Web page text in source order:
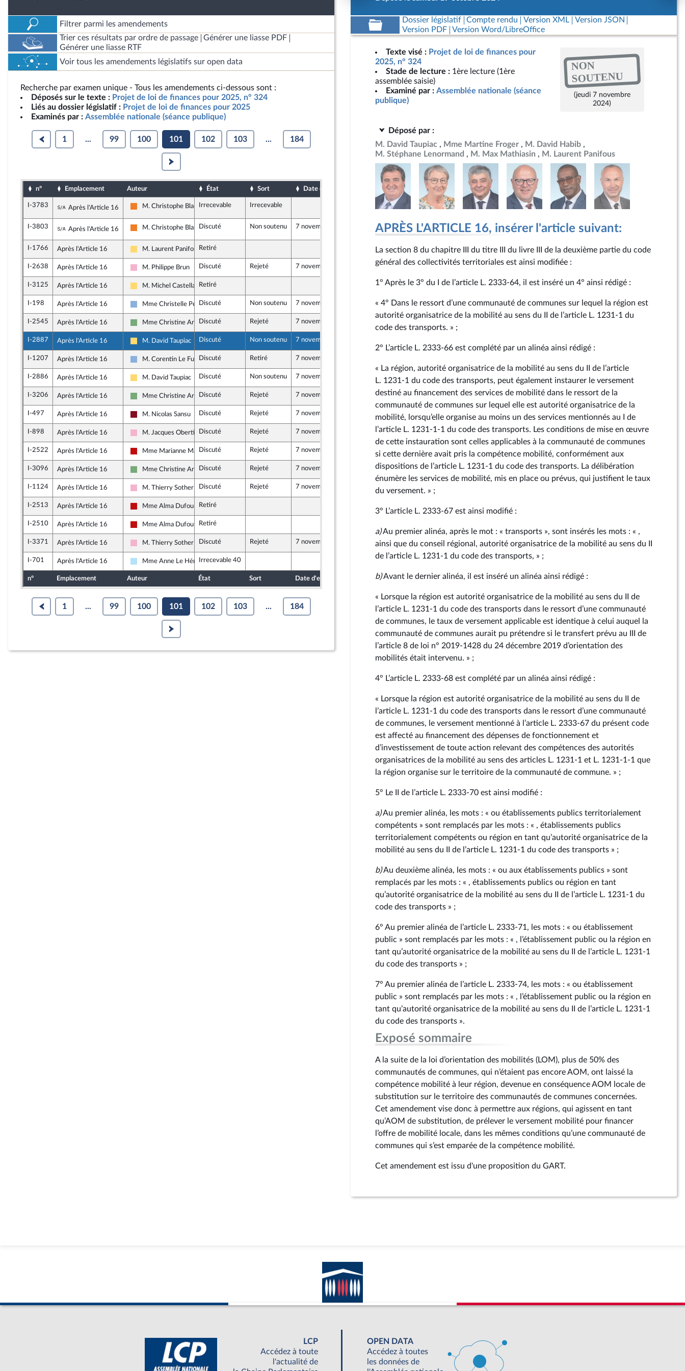
Filtrer parmi les amendements
Trier ces résultats par ordre de passage
Générer une liasse PDF
Générer une liasse RTF
Voir tous les amendements législatifs sur open data
Recherche par examen unique - Tous les amendements ci-dessous sont :
Déposés sur le texte : Projet de loi de finances pour 2025, n° 324
Liés au dossier législatif : Projet de loi de finances pour 2025
Examinés par : Assemblée nationale (séance publique)
1 ... 99 100 101 102 103 ... 184
n° Emplacement Auteur État Sort Date d'examen Date de dépôt
I-3783 Sous-amendement de l'amendement n°I-2768
Après l'Article 16 Les Démocrates
M. Christophe BlanchetIrrecevable Irrecevable 4 novembre 2024
I-3803 Sous-amendement de l'amendement n°I-2768
Après l'Article 16 Les Démocrates
M. Christophe BlanchetDiscuté Non soutenu 7 novembre 2024 6 novembre 2024
I-1766 Après l'Article 16
Libertés, Indépendants, Outre-mer et Territoires
M. Laurent PanifousRetiré 18 octobre 2024
I-2638 Après l'Article 16
Socialistes et apparentés
M. Philippe Brun Discuté Rejeté 7 novembre 2024 19 octobre 2024
I-3125 Après l'Article 16
Libertés, Indépendants, Outre-mer et Territoires
M. Michel CastellaniRetiré 19 octobre 2024
I-198 Après l'Article 16
Droite Républicaine
Mme Christelle PetexDiscuté Non soutenu 7 novembre 2024 15 octobre 2024
I-2545 Après l'Article 16
Écologiste et Social
Mme Christine ArrighiDiscuté Rejeté 7 novembre 2024
I-2887 Après l'Article 16
Libertés, Indépendants, Outre-mer et Territoires
M. David Taupiac Discuté Non soutenu 7 novembre 2024
I-1207 Après l'Article 16
Droite Républicaine
M. Corentin Le Fur Discuté Retiré 7 novembre 2024
I-2886 Après l'Article 16
Libertés, Indépendants, Outre-mer et Territoires
M. David Taupiac Discuté Non soutenu 7 novembre 2024 19 octobre 2024
I-3206 Après l'Article 16
Écologiste et Social
Mme Christine ArrighiDiscuté Rejeté 7 novembre 2024 19 octobre 2024
I-497 Après l'Article 16
Gauche Démocrate et Républicaine
M. Nicolas Sansu Discuté Rejeté 7 novembre 2024 16 octobre 2024
I-898 Après l'Article 16
Socialistes et apparentés
M. Jacques Oberti Discuté Rejeté 7 novembre 2024 17 octobre 2024
I-2522 Après l'Article 16
La France insoumise - Nouveau Front Populaire
Mme Marianne MaximiDiscuté Rejeté 7 novembre 2024 18 octobre 2024
I-3096 Après l'Article 16
Écologiste et Social
Mme Christine ArrighiDiscuté Rejeté 7 novembre 2024 19 octobre 2024
I-1124 Après l'Article 16
Socialistes et apparentés
M. Thierry Sother Discuté Rejeté 7 novembre 2024 17 octobre 2024
I-2513 Après l'Article 16
La France insoumise - Nouveau Front Populaire
Mme Alma Dufour Retiré
I-2510 Après l'Article 16
La France insoumise - Nouveau Front Populaire
Mme Alma Dufour Retiré
I-3371 Après l'Article 16
Socialistes et apparentés
M. Thierry Sother Discuté Rejeté 7 novembre 2024 19 octobre 2024
I-701 Après l'Article 16
Horizons & Indépendants
Mme Anne Le HénanffIrrecevable 40 17 octobre 2024
n° Emplacement Auteur État Sort Date d'examen Date de dépôt
1 ... 99 100 101 102 103 ... 184
Dossier législatif Compte rendu Version XML
Version JSON
Version PDF
Version Word/LibreOffice
Texte visé : Projet de loi de finances pour
2025, n° 324
Stade de lecture : 1ère lecture (1ère
assemblée saisie)
Examiné par : Assemblée nationale (séance
publique)
NON
SOUTENU
(jeudi 7 novembre
2024)
Déposé par :
M. David Taupiac
Mme Martine Froger
M. David Habib
M. Stéphane Lenormand
M. Max Mathiasin M. Laurent Panifous
APRÈS L'ARTICLE 16, insérer l'article suivant:
La section 8 du chapitre III du titre III du livre III de la deuxième partie du code
général des collectivités territoriales est ainsi modifiée :
1° Après le 3° du I de l’article L. 2333‑64, il est inséré un 4° ainsi rédigé :
« 4° Dans le ressort d’une communauté de communes sur lequel la région est
autorité organisatrice de la mobilité au sens du II de l’article L. 1231‑1 du
code des transports. » ;
2° L’article L. 2333‑66 est complété par un alinéa ainsi rédigé :
« La région, autorité organisatrice de la mobilité au sens du II de l’article
L. 1231‑1 du code des transports, peut également instaurer le versement
destiné au financement des services de mobilité dans le ressort de la
communauté de communes sur lequel elle est autorité organisatrice de la
mobilité, lorsqu’elle organise au moins un des services mentionnés au I de
l’article L. 1231‑1‑1 du code des transports. Les conditions de mise en œuvre
de cette instauration sont celles applicables à la communauté de communes
si cette dernière avait pris la compétence mobilité, conformément aux
dispositions de l’article L. 1231‑1 du code des transports. La délibération
énumère les services de mobilité, mis en place ou prévus, qui justifient le taux
du versement. » ;
3° L’article L. 2333‑67 est ainsi modifié :
a)Au premier alinéa, après le mot : « transports », sont insérés les mots : « ,
ainsi que du conseil régional, autorité organisatrice de la mobilité au sens du II
de l’article L. 1231‑1 du code des transports, » ;
b)Avant le dernier alinéa, il est inséré un alinéa ainsi rédigé :
« Lorsque la région est autorité organisatrice de la mobilité au sens du II de
l’article L. 1231‑1 du code des transports dans le ressort d’une communauté
de communes, le taux de versement applicable est identique à celui auquel la
communauté de communes aurait pu prétendre si le transfert prévu au III de
l’article 8 de loi n° 2019‑1428 du 24 décembre 2019 d’orientation des
mobilités était intervenu. » ;
4° L’article L. 2333‑68 est complété par un alinéa ainsi rédigé :
« Lorsque la région est autorité organisatrice de la mobilité au sens du II de
l’article L. 1231‑1 du code des transports dans le ressort d’une communauté
de communes, le versement mentionné à l’article L. 2333‑67 du présent code
est affecté au financement des dépenses de fonctionnement et
d’investissement de toute action relevant des compétences des autorités
organisatrices de la mobilité au sens des articles L. 1231‑1 et L. 1231‑1‑1 que
la région organise sur le territoire de la communauté de commune. » ;
5° Le II de l’article L. 2333‑70 est ainsi modifié :
a)Au premier alinéa, les mots : « ou établissements publics territorialement
compétents » sont remplacés par les mots : « , établissements publics
territorialement compétents ou région en tant qu’autorité organisatrice de la
mobilité au sens du II de l’article L. 1231‑1 du code des transports » ;
b)Au deuxième alinéa, les mots : « ou aux établissements publics » sont
remplacés par les mots : « , établissements publics ou région en tant
qu’autorité organisatrice de la mobilité au sens du II de l’article L. 1231‑1 du
code des transports » ;
6° Au premier alinéa de l’article L. 2333‑71, les mots : « ou établissement
public » sont remplacés par les mots : « , l’établissement public ou la région en
tant qu’autorité organisatrice de la mobilité au sens du II de l’article L. 1231‑1
du code des transports » ;
7° Au premier alinéa de l’article L. 2333‑74, les mots : « ou établissement
public » sont remplacés par les mots : « , l’établissement public ou la région en
tant qu’autorité organisatrice de la mobilité au sens du II de l’article L. 1231‑1
du code des transports ».
Exposé sommaire
A la suite de la loi d’orientation des mobilités (LOM), plus de 50% des
communautés de communes, qui n’étaient pas encore AOM, ont laissé la
compétence mobilité à leur région, devenue en conséquence AOM locale de
substitution sur le territoire des communautés de communes concernées.
Cet amendement vise donc à permettre aux régions, qui agissent en tant
qu’AOM de substitution, de prélever le versement mobilité pour financer
l’offre de mobilité locale, dans les mêmes conditions qu’une communauté de
communes qui s’est emparée de la compétence mobilité.
Cet amendement est issu d'une proposition du GART.
LCP
Accédez à toute
l'actualité de
OPEN DATA
Accédez à toutes
les données de